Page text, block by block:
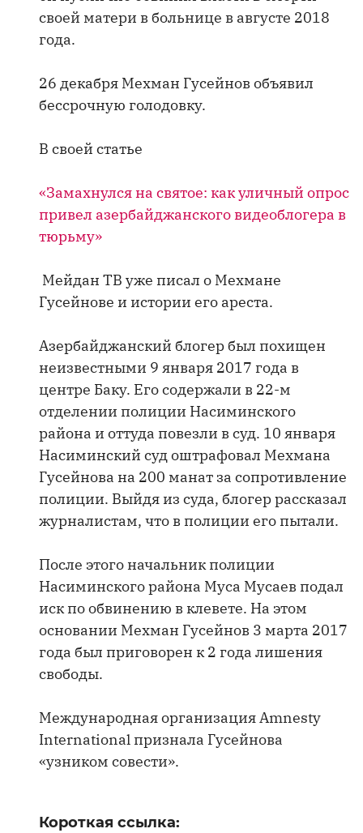
своей матери в больнице в августе 2018
года.
26 декабря Мехман Гусейнов объявил
бессрочную голодовку.
В своей статье
«Замахнулся на святое: как уличный опрос
привел азербайджанского видеоблогера в
тюрьму»
Мейдан ТВ уже писал о Мехмане
Гусейнове и истории его ареста.
Азербайджанский блогер был похищен
неизвестными 9 января 2017 года в
центре Баку. Его содержали в 22-м
отделении полиции Насиминского
района и оттуда повезли в суд. 10 января
Насиминский суд оштрафовал Мехмана
Гусейнова на 200 манат за сопротивление
полиции. Выйдя из суда, блогер рассказал
журналистам, что в полиции его пытали.
После этого начальник полиции
Насиминского района Муса Мусаев подал
иск по обвинению в клевете. На этом
основании Мехман Гусейнов 3 марта 2017
года был приговорен к 2 года лишения
свободы.
Международная организация Amnesty
International признала Гусейнова
«узником совести».
Короткая ссылка: